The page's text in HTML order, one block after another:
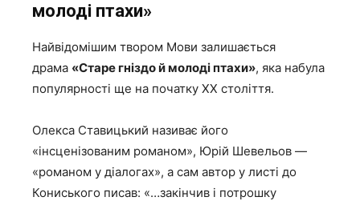
молоді птахи»
Найвідомішим твором Мови залишається
драма «Старе гніздо й молоді птахи», яка набула
популярності ще на початку ХХ століття.
Олекса Ставицький називає його
«інсценізованим романом», Юрій Шевельов —
«романом у діалогах», а сам автор у листі до
Кониського писав: «…закінчив і потрошку